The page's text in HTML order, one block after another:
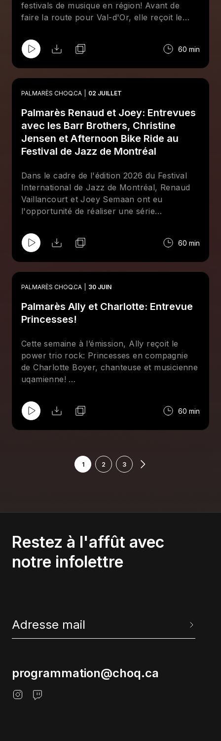
festivals de musique en région! Avant de
faire la route pour Val-d'Or, elle reçoit le
Charest pour parler des défis de bien choisir
ses artistes pour un festival en région si
des années passées et pour mettre la table
sur cette 21e édition. Ensemble, iels parlent
groupe signé chez Stomp Records, là où ce
même JP travaille comme bookeur.
60 min
PALMARÈS CHOQ.CA 02 JUILLET
Palmarès Renaud et Joey: Entrevues
avec les Barr Brothers, Christine
Jensen et Afternoon Bike Ride au
Festival de Jazz de Montréal
Dans le cadre de l'édition 2026 du Festival
International de Jazz de Montréal, Renaud
Vaillancourt et Joey Semaan ont eu
l'opportunité de réaliser une série
de notre cubicule installé à la Place des
Festivals, ils ont reçu Brad Barr, chanteur et
Jensen, saxophoniste jazz de renom, ainsi
que Lia Kurihara, Éloi Le Blanc-Ringuette et
Ride.
60 min
PALMARÈS CHOQ.CA 30 JUIN
Palmarès Ally et Charlotte: Entrevue
Princesses!
Cette semaine à l’émission, Ally reçoit le
power trio rock: Princesses en compagnie
de Charlotte Boyer, chanteuse et musicienne
uqamienne!
Philippe Thibeault-Desbiens ! Vous aurez la
chance d’écouter sur nos ondes leur
60 min
1 2 3
Restez à l'affût avec
notre infolettre
programmation@choq.ca